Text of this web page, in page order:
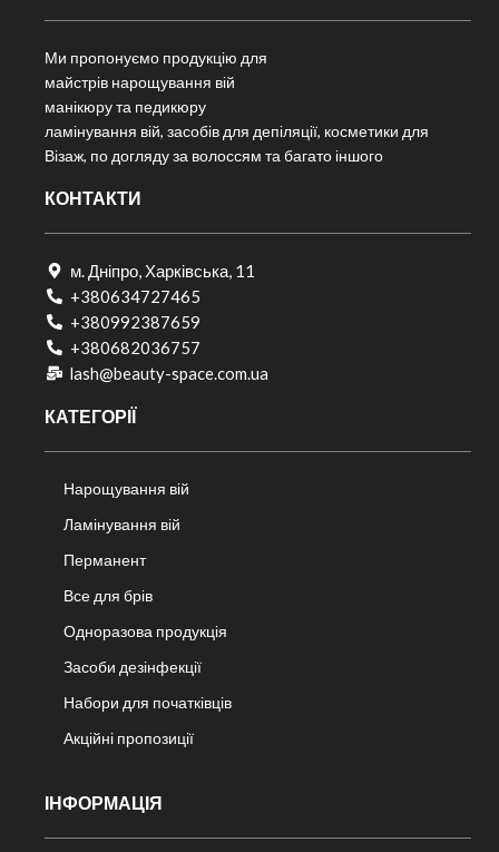
Ми пропонуємо продукцію для
майстрів нарощування вій
манікюру та педикюру
ламінування вій, засобів для депіляції, косметики для
Візаж, по догляду за волоссям та багато іншого
КОНТАКТИ
м. Дніпро, Харківська, 11
+380634727465
+380992387659
+380682036757​
lash@beauty-space.com.ua
КАТЕГОРІЇ
Нарощування вій
Ламінування вій
Перманент
Все для брів
Одноразова продукція
Засоби дезінфекції
Набори для початківців
Акційні пропозиції
ІНФОРМАЦІЯ